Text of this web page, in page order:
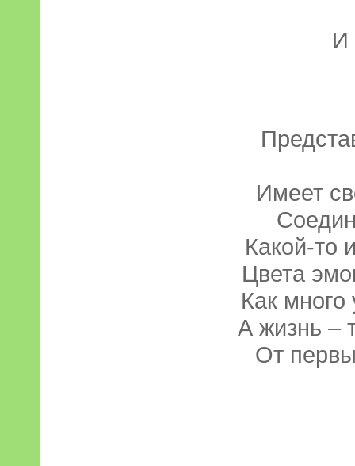
И
Имеет
Какой-то
Цвета
Как
А жизнь –
От